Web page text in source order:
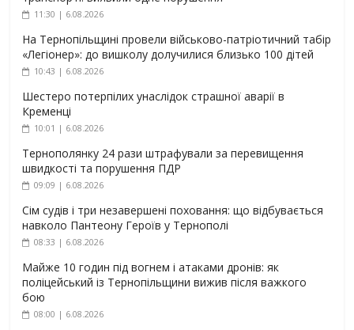
11:30 | 6.08.2026
На Тернопільщині провели військово-патріотичний табір
«Легіонер»: до вишколу долучилися близько 100 дітей
10:43 | 6.08.2026
Шестеро потерпілих унаслідок страшної аварії в
Кременці
10:01 | 6.08.2026
Тернополянку 24 рази штрафували за перевищення
швидкості та порушення ПДР
09:09 | 6.08.2026
Сім судів і три незавершені поховання: що відбувається
навколо Пантеону Героїв у Тернополі
08:33 | 6.08.2026
Майже 10 годин під вогнем і атаками дронів: як
поліцейський із Тернопільщини вижив після важкого
бою
08:00 | 6.08.2026